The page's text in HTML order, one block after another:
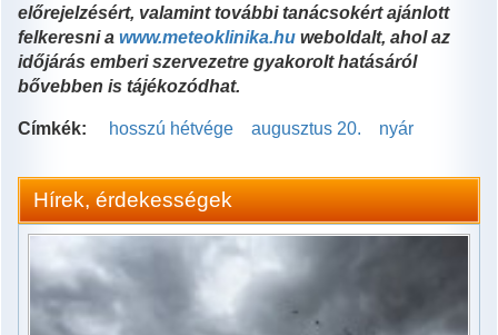
előrejelzésért, valamint további tanácsokért ajánlott
felkeresni a www.meteoklinika.hu weboldalt, ahol az
időjárás emberi szervezetre gyakorolt hatásáról
bővebben is tájékozódhat.
Címkék: hosszú hétvége augusztus 20. nyár
Hírek, érdekességek